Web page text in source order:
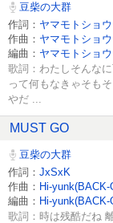
豆柴の大群
作詞： ヤマモトショウ
作曲： ヤマモトショウ
編曲： ヤマモトショウ
歌詞：わたしそんな
って何もなきゃそも
やだ ...
MUST GO
豆柴の大群
作詞： JxSxK
作曲： Hi-yunk(BACK-
編曲： Hi-yunk(BACK-
歌詞：時は残酷だね